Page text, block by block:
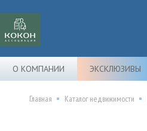
О КОМПАНИИ ЭКСКЛЮЗИВЫ
Главная Каталог недвижимости